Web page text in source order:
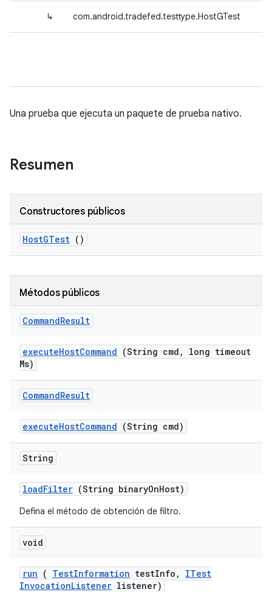
↳ com.android.tradefed.testtype.HostGTest
Una prueba que ejecuta un paquete de prueba nativo.
Resumen
Constructores públicos
HostGTest ()
Métodos públicos
CommandResult
executeHostCommand (String cmd ,
long timeout
Ms)
CommandResult
executeHostCommand (String cmd)
String
loadFilter (String binaryOnHost)
Defina el método de obtención de filtro.
void
run ( TestInformation testInfo ,
ITest
InvocationListener listener)